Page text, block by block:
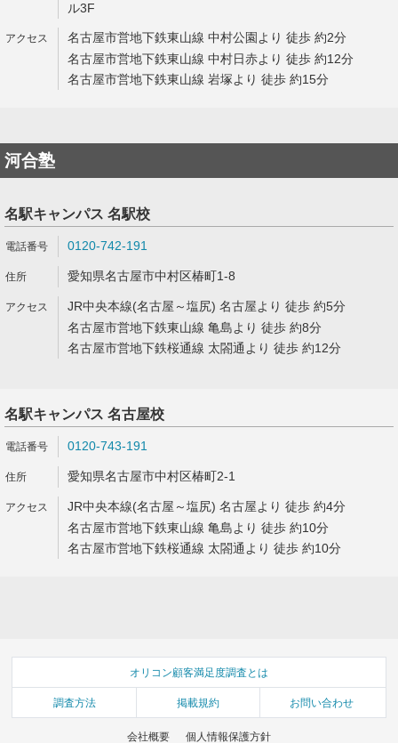
ル3F
名古屋市営地下鉄東山線 中村公園より 徒歩 約2分
名古屋市営地下鉄東山線 中村日赤より 徒歩 約12分
名古屋市営地下鉄東山線 岩塚より 徒歩 約15分
河合塾
名駅キャンパス 名駅校
0120-742-191
愛知県名古屋市中村区椿町1-8
JR中央本線(名古屋～塩尻) 名古屋より 徒歩 約5分
名古屋市営地下鉄東山線 亀島より 徒歩 約8分
名古屋市営地下鉄桜通線 太閤通より 徒歩 約12分
名駅キャンパス 名古屋校
0120-743-191
愛知県名古屋市中村区椿町2-1
JR中央本線(名古屋～塩尻) 名古屋より 徒歩 約4分
名古屋市営地下鉄東山線 亀島より 徒歩 約10分
名古屋市営地下鉄桜通線 太閤通より 徒歩 約10分
オリコン顧客満足度調査とは
調査方法 掲載規約 お問い合わせ
会社概要 個人情報保護方針